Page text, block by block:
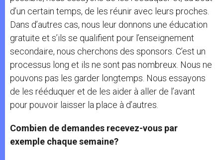
d’un certain temps, de les réunir avec leurs proches.
Dans d’autres cas, nous leur donnons une éducation
gratuite et s’ils se qualifient pour l’enseignement
secondaire, nous cherchons des sponsors. C’est un
processus long et ils ne sont pas nombreux. Nous ne
pouvons pas les garder longtemps. Nous essayons
de les rééduquer et de les aider à aller de l’avant
pour pouvoir laisser la place à d’autres.
Combien de demandes recevez-vous par
exemple chaque semaine?